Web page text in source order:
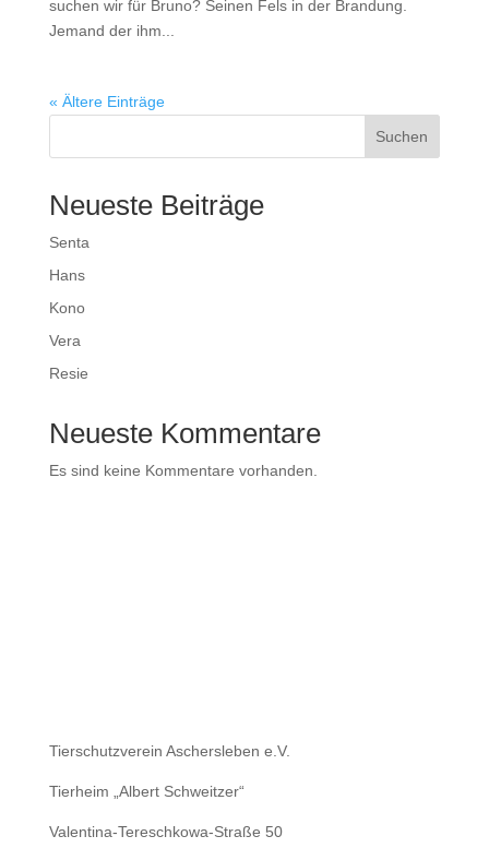
suchen wir für Bruno? Seinen Fels in der Brandung.
Jemand der ihm...
« Ältere Einträge
Suchen
Neueste Beiträge
Senta
Hans
Kono
Vera
Resie
Neueste Kommentare
Es sind keine Kommentare vorhanden.
Tierschutzverein Aschersleben e.V.
Tierheim „Albert Schweitzer“
Valentina-Tereschkowa-Straße 50